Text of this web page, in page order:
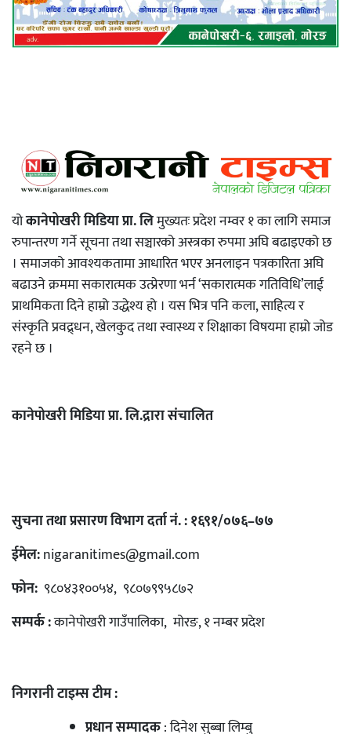
योकानेपोखरी मिडिया प्रा. लिमुख्यतः प्रदेश नम्वर १ का लागि समाज
रुपान्तरण गर्ने सूचना तथा सञ्चारको अस्त्रका रुपमा अघि बढाइएको छ
। समाजको आवश्यकतामा आधारित भएर अनलाइन पत्रकारिता अघि
बढाउने क्रममा सकारात्मक उत्प्रेरणा भर्न ‘सकारात्मक गतिविधि’लाई
प्राथमिकता दिने हाम्रो उद्धेश्य हो । यस भित्र पनि कला, साहित्य र
संस्कृति प्रवद्र्धन, खेलकुद तथा स्वास्थ्य र शिक्षाका विषयमा हाम्रो जोड
रहने छ ।
कानेपोखरी मिडिया प्रा. लि.द्रारा संचालित
सुचना तथा प्रसारण विभाग दर्ता नं. : १६९१/०७६–७७
ईमेल:nigaranitimes@gmail.com
फोन: ९८०४३१००५४, ९८०७९९५८७२
सम्पर्क :कानेपोखरी गाउँपालिका, मोरङ, १ नम्बर प्रदेश
निगरानी टाइम्स टीम :
प्रधान सम्पादक: दिनेश सुब्बा लिम्बु